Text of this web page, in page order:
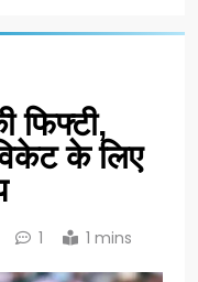
फिफ्टी,
के लिए
1 1 mins